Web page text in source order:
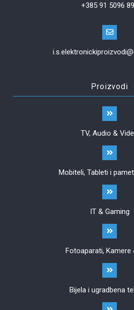
+385 91 5096
Proizvodi
TV, Audio &
Mobiteli, Tableti i
IT & Gaming
Fotoaparati, Kamere
Bijela i ugradbena